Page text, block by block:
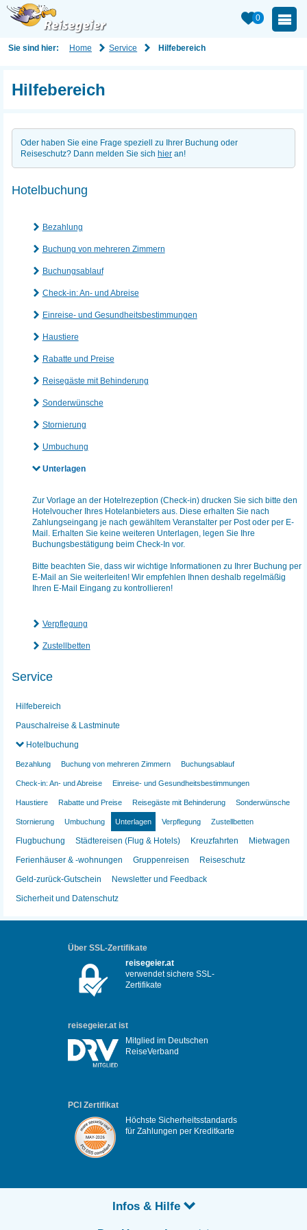
0
Sie sind hier: Home Service Hilfebereich
Hilfebereich
Oder haben Sie eine Frage speziell zu Ihrer Buchung oder
Reiseschutz? Dann melden Sie sich hier an!
Hotelbuchung
Bezahlung
Buchung von mehreren Zimmern
Buchungsablauf
Check-in: An- und Abreise
Einreise- und Gesundheitsbestimmungen
Haustiere
Rabatte und Preise
Reisegäste mit Behinderung
Sonderwünsche
Stornierung
Umbuchung
Unterlagen
Zur Vorlage an der Hotelrezeption (Check-in) drucken Sie sich bitte den
Hotelvoucher Ihres Hotelanbieters aus. Diese erhalten Sie nach
Zahlungseingang je nach gewähltem Veranstalter per Post oder per E-
Mail. Erhalten Sie keine weiteren Unterlagen, legen Sie Ihre
Buchungsbestätigung beim Check-In vor.
Bitte beachten Sie, dass wir wichtige Informationen zu Ihrer Buchung per
E-Mail an Sie weiterleiten! Wir empfehlen Ihnen deshalb regelmäßig
Ihren E-Mail Eingang zu kontrollieren!
Verpflegung
Zustellbetten
Service
Hilfebereich
Pauschalreise & Lastminute
Hotelbuchung
Bezahlung Buchung von mehreren Zimmern Buchungsablauf
Check-in: An- und Abreise Einreise- und Gesundheitsbestimmungen
Haustiere Rabatte und Preise Reisegäste mit Behinderung Sonderwünsche
Stornierung Umbuchung Unterlagen Verpflegung Zustellbetten
Flugbuchung Städtereisen (Flug & Hotels) Kreuzfahrten
Mietwagen
Ferienhäuser & -wohnungen
Gruppenreisen
Reiseschutz
Geld-zurück-Gutschein
Newsletter und Feedback
Sicherheit und Datenschutz
Über SSL-Zertifikate
reisegeier.at
verwendet sichere SSL-
Zertifikate
reisegeier.at ist
Mitglied im Deutschen
ReiseVerband
PCI Zertifikat
Höchste Sicherheitsstandards
für Zahlungen per Kreditkarte
Infos & Hilfe